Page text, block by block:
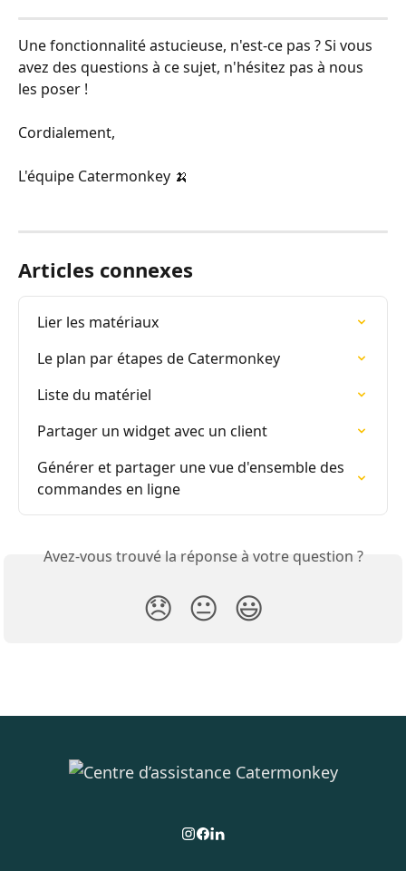
Une fonctionnalité astucieuse, n'est-ce pas ? Si vous
avez des questions à ce sujet, n'hésitez pas à nous
les poser !
Cordialement,
L'équipe Catermonkey 🍌
Articles connexes
Lier les matériaux
Le plan par étapes de Catermonkey
Liste du matériel
Partager un widget avec un client
Générer et partager une vue d'ensemble des
commandes en ligne
Avez-vous trouvé la réponse à votre question ?
😞 😐 😃